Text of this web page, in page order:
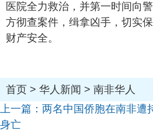
医院全力救治，并第一时间向
方彻查案件，缉拿凶手，切实
财产安全。
首页 > 华人新闻 > 南非华人
上一篇： 两名中国侨胞在南非遭
身亡